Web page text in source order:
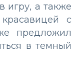
игру, а также
с
предложил
в темный